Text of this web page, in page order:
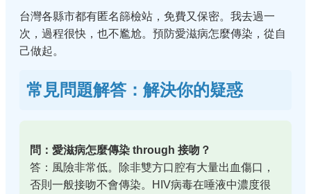
台灣各縣市都有匿名篩檢站，免費又保密。我去過一
次，過程很快，也不尷尬。預防愛滋病怎麼傳染，從自
己做起。
常見問題解答：解決你的疑惑
問：愛滋病怎麼傳染 through 接吻？
答：風險非常低。除非雙方口腔有大量出血傷口，
否則一般接吻不會傳染。HIV病毒在唾液中濃度很